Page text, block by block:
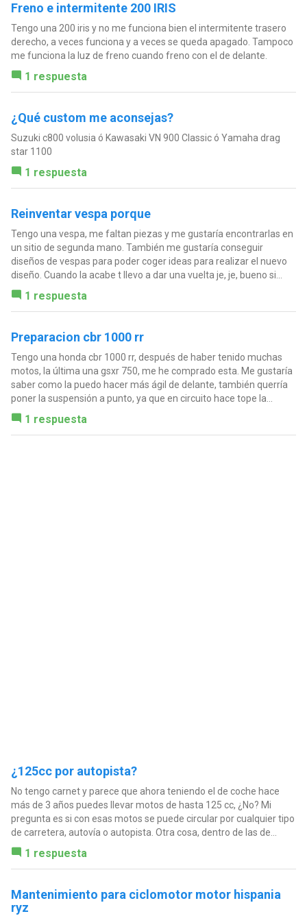
Freno e intermitente 200 IRIS
Tengo una 200 iris y no me funciona bien el intermitente trasero
derecho, a veces funciona y a veces se queda apagado. Tampoco
me funciona la luz de freno cuando freno con el de delante.
1 respuesta
¿Qué custom me aconsejas?
Suzuki c800 volusia ó Kawasaki VN 900 Classic ó Yamaha drag
star 1100
1 respuesta
Reinventar vespa porque
Tengo una vespa, me faltan piezas y me gustaría encontrarlas en
un sitio de segunda mano. También me gustaría conseguir
diseños de vespas para poder coger ideas para realizar el nuevo
diseño. Cuando la acabe t llevo a dar una vuelta je, je, bueno si...
1 respuesta
Preparacion cbr 1000 rr
Tengo una honda cbr 1000 rr, después de haber tenido muchas
motos, la última una gsxr 750, me he comprado esta. Me gustaría
saber como la puedo hacer más ágil de delante, también querría
poner la suspensión a punto, ya que en circuito hace tope la...
1 respuesta
¿125cc por autopista?
No tengo carnet y parece que ahora teniendo el de coche hace
más de 3 años puedes llevar motos de hasta 125 cc, ¿No? Mi
pregunta es si con esas motos se puede circular por cualquier tipo
de carretera, autovía o autopista. Otra cosa, dentro de las de...
1 respuesta
Mantenimiento para ciclomotor motor hispania
ryz